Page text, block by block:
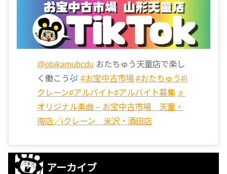
@otakamubcdu おたちゅう天童店で楽し
く働こう
#お宝中古市場 #おたちゅう#i
クレーン#アルバイト#アルバイト募集 ♬
オリジナル楽曲 – お宝中古市場 天童・
南店／iクレーン 米沢・酒田店
アーカイブ